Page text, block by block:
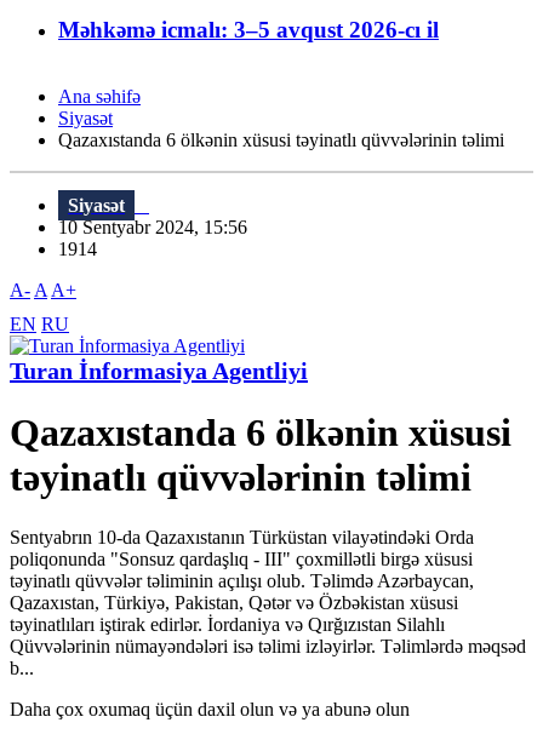
Məhkəmə icmalı: 3–5 avqust 2026-cı il
Ana səhifə
Siyasət
Qazaxıstanda 6 ölkənin xüsusi təyinatlı qüvvələrinin təlimi
Siyasət
10 Sentyabr 2024, 15:56
1914
A- A A+
EN RU
Turan İnformasiya Agentliyi
Qazaxıstanda 6 ölkənin xüsusi
təyinatlı qüvvələrinin təlimi
Sentyabrın 10-da Qazaxıstanın Türküstan vilayətindəki Orda
poliqonunda "Sonsuz qardaşlıq - III" çoxmillətli birgə xüsusi
təyinatlı qüvvələr təliminin açılışı olub. Təlimdə Azərbaycan,
Qazaxıstan, Türkiyə, Pakistan, Qətər və Özbəkistan xüsusi
təyinatlıları iştirak edirlər. İordaniya və Qırğızıstan Silahlı
Qüvvələrinin nümayəndələri isə təlimi izləyirlər. Təlimlərdə məqsəd
b...
Daha çox oxumaq üçün daxil olun və ya abunə olun